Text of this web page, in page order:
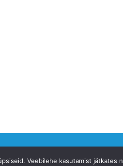
Tervise Fond -ehf.ee
Veebilehe kasutamist jätkates